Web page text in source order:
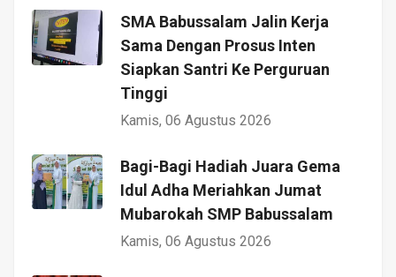
SMA Babussalam Jalin Kerja
Sama Dengan Prosus Inten
Siapkan Santri Ke Perguruan
Tinggi
Kamis, 06 Agustus 2026
Bagi-Bagi Hadiah Juara Gema
Idul Adha Meriahkan Jumat
Mubarokah SMP Babussalam
Kamis, 06 Agustus 2026